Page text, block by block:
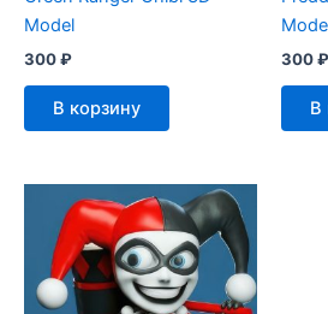
Model
300₽
В корзину
300₽
В